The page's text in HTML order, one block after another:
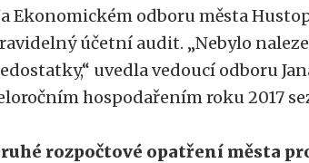
Ekonomickém odboru města
účetní audit. „Nebylo
uvedla vedoucí odboru
hospodařením roku 2017
rozpočtové opatření města